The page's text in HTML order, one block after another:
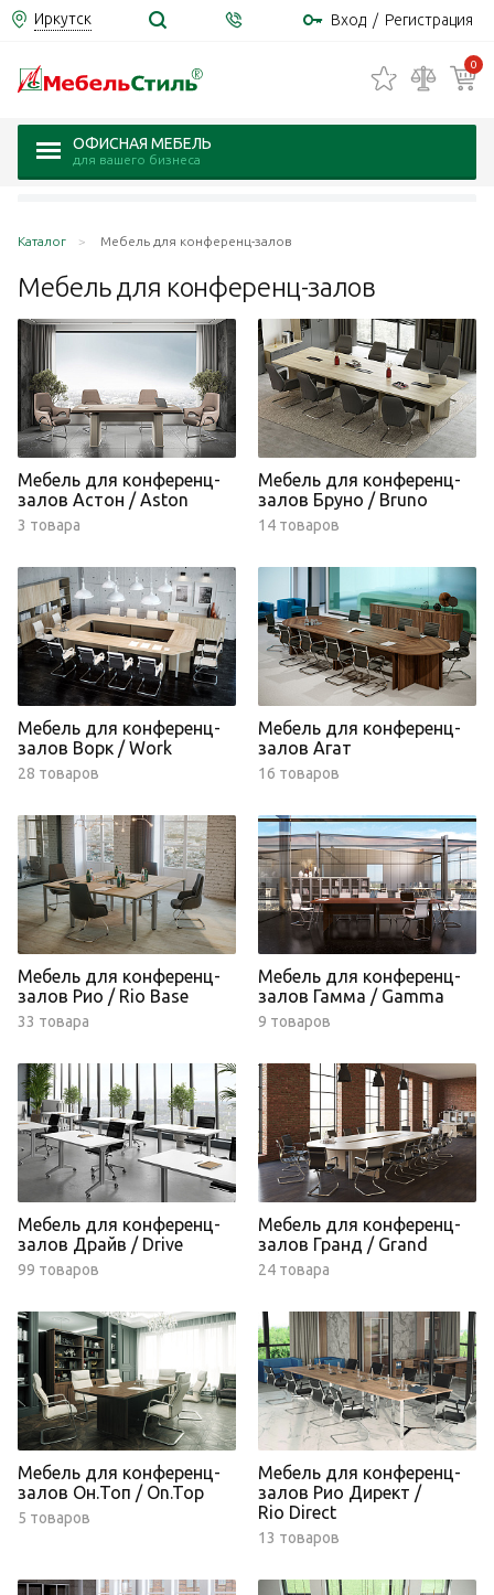
Иркутск Вход / Регистрация
0
ОФИСНАЯ МЕБЕЛЬ
для вашего бизнеса
Каталог Мебель для конференц-залов
Мебель для конференц-залов
Мебель для конференц-
залов Астон / Aston
3 товара
Мебель для конференц-
залов Бруно / Bruno
14 товаров
Мебель для конференц-
залов Ворк / Work
28 товаров
Мебель для конференц-
залов Агат
16 товаров
Мебель для конференц-
залов Рио / Rio Base
33 товара
Мебель для конференц-
залов Гамма / Gamma
9 товаров
Мебель для конференц-
залов Драйв / Drive
99 товаров
Мебель для конференц-
залов Гранд / Grand
24 товара
Мебель для конференц-
залов Он.Топ / On.Top
5 товаров
Мебель для конференц-
залов Рио Директ /
Rio Direct
13 товаров